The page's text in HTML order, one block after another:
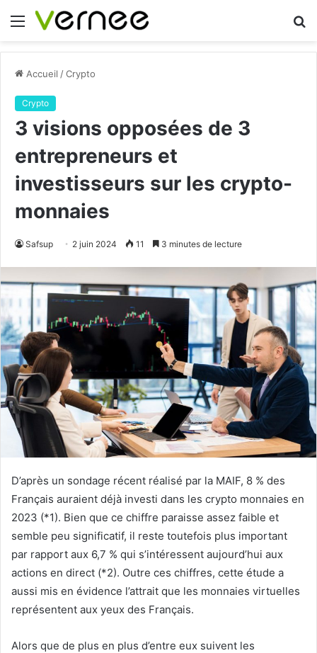
Menu
Accueil /Crypto
Crypto
3 visions opposées de 3
entrepreneurs et
investisseurs sur les crypto-
monnaies
Safsup 2 juin 2024 11 3 minutes de lecture
D’après un sondage récent réalisé par la MAIF, 8 % des
Français auraient déjà investi dans les crypto monnaies en
2023 (*1). Bien que ce chiffre paraisse assez faible et
semble peu significatif, il reste toutefois plus important
par rapport aux 6,7 % qui s’intéressent aujourd’hui aux
actions en direct (*2). Outre ces chiffres, cette étude a
aussi mis en évidence l’attrait que les monnaies virtuelles
représentent aux yeux des Français.
Alors que de plus en plus d’entre eux suivent les